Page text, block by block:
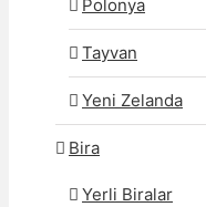
Polonya
Tayvan
Yeni Zelanda
Bira
Yerli Biralar